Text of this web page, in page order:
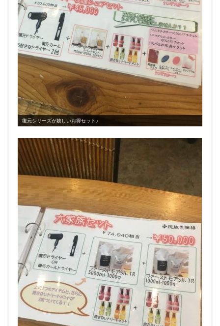
復元シリーズが嬉しいお得セット♪